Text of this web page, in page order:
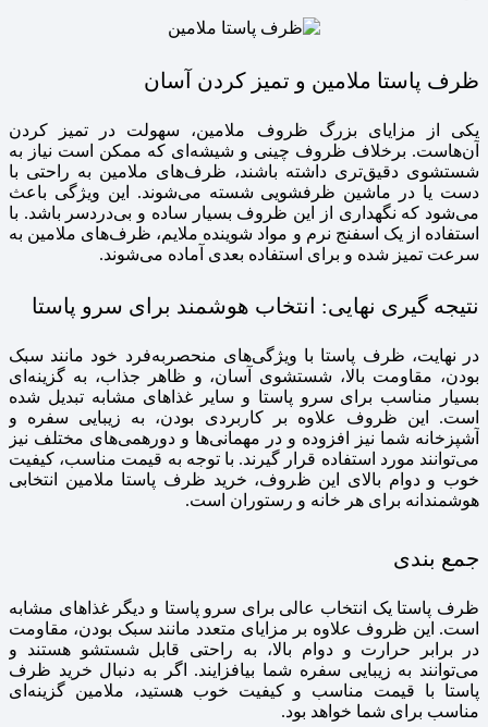
ظرف پاستا ملامین و تمیز کردن آسان
یکی از مزایای بزرگ ظروف ملامین، سهولت در تمیز کردن
آن‌هاست. برخلاف ظروف چینی و شیشه‌ای که ممکن است نیاز به
شستشوی دقیق‌تری داشته باشند، ظرف‌های ملامین به راحتی با
دست یا در ماشین ظرفشویی شسته می‌شوند. این ویژگی باعث
می‌شود که نگهداری از این ظروف بسیار ساده و بی‌دردسر باشد. با
استفاده از یک اسفنج نرم و مواد شوینده ملایم، ظرف‌های ملامین به
سرعت تمیز شده و برای استفاده بعدی آماده می‌شوند.
نتیجه‌ گیری نهایی: انتخاب هوشمند برای سرو پاستا
در نهایت، ظرف پاستا با ویژگی‌های منحصربه‌فرد خود مانند سبک
بودن، مقاومت بالا، شستشوی آسان، و ظاهر جذاب، به گزینه‌ای
بسیار مناسب برای سرو پاستا و سایر غذاهای مشابه تبدیل شده
است. این ظروف علاوه بر کاربردی بودن، به زیبایی سفره و
آشپزخانه شما نیز افزوده و در مهمانی‌ها و دورهمی‌های مختلف نیز
می‌توانند مورد استفاده قرار گیرند. با توجه به قیمت مناسب، کیفیت
خوب و دوام بالای این ظروف، خرید ظرف پاستا ملامین انتخابی
هوشمندانه برای هر خانه و رستوران است.
جمع بندی
ظرف پاستا یک انتخاب عالی برای سرو پاستا و دیگر غذاهای مشابه
است. این ظروف علاوه بر مزایای متعدد مانند سبک بودن، مقاومت
در برابر حرارت و دوام بالا، به راحتی قابل شستشو هستند و
می‌توانند به زیبایی سفره شما بیافزایند. اگر به دنبال خرید ظرف
پاستا با قیمت مناسب و کیفیت خوب هستید، ملامین گزینه‌ای
مناسب برای شما خواهد بود.